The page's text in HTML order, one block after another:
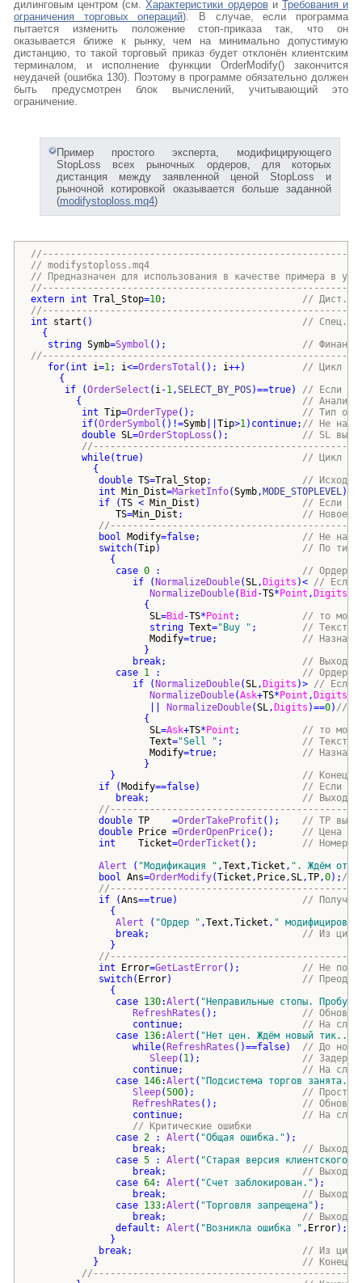
дилинговым центром (см.Характеристики ордерови Требования и
ограничения торговых операций). В случае, если программа
пытается изменить положение стоп-приказа так, что он
оказывается ближе к рынку, чем на минимально допустимую
дистанцию, то такой торговый приказ будет отклонён клиентским
терминалом, и исполнение функции OrderModify() закончится
неудачей (ошибка 130). Поэтому в программе обязательно должен
быть предусмотрен блок вычислений, учитывающий это
ограничение.
Пример простого эксперта, модифицирующего
StopLoss всех рыночных ордеров, для которых
дистанция между заявленной ценой StopLoss и
рыночной котировкой оказывается больше заданной
(modifystoploss.mq4)
// modifystoploss.mq4
// Предназначен для использования в качестве примера в
extern int Tral_Stop=10; // Дист.
int
start ()
// Спец.
{
string Symb=Symbol () ; // Финанс.
for( int i=1 ; i<=OrdersTotal () ; i++)
// Цикл
{
if
(OrderSelect ( i -1 ,SELECT_BY_POS)==true)
// Если
{
// Анализ
int Tip=OrderType() ; // Тип
if(OrderSymbol () !=Symb Tip>1 ) continue; // Не наш
double SL =OrderStopLoss () ; // SL
while(true)
// Цикл
{
double TS=Tral_Stop; //
int Min_Dist=MarketInfo(Symb ,MODE_STOPLEVEL )
if
(TS < Min_Dist )
// Если
TS=Min_Dist ; // Новое
bool
Modify=false; // Не
switch(Tip)
// По типу
{
case 0 : // Ордер
if
(NormalizeDouble(SL ,Digits )< // Если
NormalizeDouble( Bid -TS*Point ,Digits
{
SL =Bid -TS*Point ; // то
string Text="Buy " ; // Текст
Modify=true; //
}
break; // Выход
case 1 : // Ордер
if
(NormalizeDouble(SL ,Digits )> // Если
NormalizeDouble(Ask+TS*Point ,Digits
NormalizeDouble(SL ,Digits )==0) //
{
SL =Ask+TS*Point ; // то
Text="Sell " ; // Текст
Modify=true; //
}
}
// Конец
if
(Modify==false)
// Если
break; // Выход
double TP
    =
OrderTakeProfit () ; // TP
double Price =OrderOpenPrice() ; // Цена
int
Ticket=OrderTicket () ; // Номер
Alert
( "Модификация " ,Text ,Ticket , " . Ждём
bool
Ans=OrderModify(Ticket , Price ,SL ,TP ,0) ; //
if
(Ans==true)
//
{
Alert
( "Ордер " ,Text ,Ticket , "
break; // Из
}
int
Error=GetLastError() ; // Не
switch( Error)
//
{
case 130:Alert ( "Неправильные стопы.
RefreshRates () ; // Обновим
continue; // На
case 136:Alert ( "Нет цен. Ждём новый тик..
while(RefreshRates ()==false)
// До
Sleep( 1 ) ; //
continue; // На
case 146:Alert ( "Подсистема торгов
Sleep(500) ; // Простое
RefreshRates () ; // Обновим
continue; // На
// Критические ошибки
case 2 : Alert ( "Общая ошибка. " ) ;
break; // Выход
case 5 : Alert ( "Старая версия клиентского
break; // Выход
case 64: Alert ( "Счет заблокирован. " ) ;
break; // Выход
case 133:Alert ( "Торговля запрещена" ) ;
break; // Выход
default : Alert ( "Возникла ошибка " , Error) ;
}
break; // Из
}
// Конец